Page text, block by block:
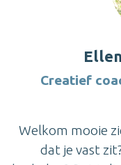
Creatief
Welkom mooie
dat je vast